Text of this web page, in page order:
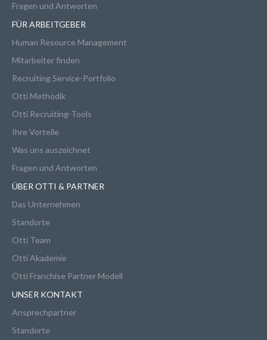
Fragen und Antworten
FÜR ARBEITGEBER
Human Resource Management
Mitarbeiter finden
Recruiting Service-Portfolio
Otti Methodik
Otti Recruiting-Tools
Ihre Vorteile
Was uns auszeichnet
Fragen und Antworten
ÜBER OTTI & PARTNER
Das Unternehmen
Standorte
Otti Team
Otti Akademie
Otti Franchise Partner Modell
UNSER KONTAKT
Ansprechpartner
Standorte